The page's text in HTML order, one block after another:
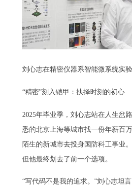
刘心志在精密仪器系智能微系统实
“精密”刻入铠甲：抉择时刻的初心
2025年毕业季，刘心志站在人生岔
悉的北京上海等城市找一份年薪百
陌生的新城市去投身国防科工事业
但他最终划去了前一个选项。
“写代码不是我的追求。”刘心志坦